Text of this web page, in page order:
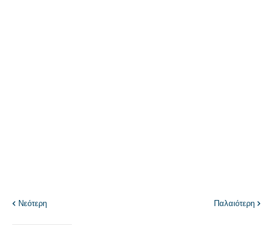
Νεότερη Παλαιότερη